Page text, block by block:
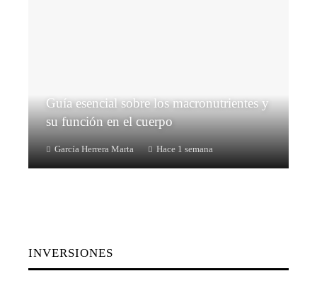
Guía esencial sobre los macronutrientes y
su función en el cuerpo
García Herrera Marta Hace 1 semana
INVERSIONES